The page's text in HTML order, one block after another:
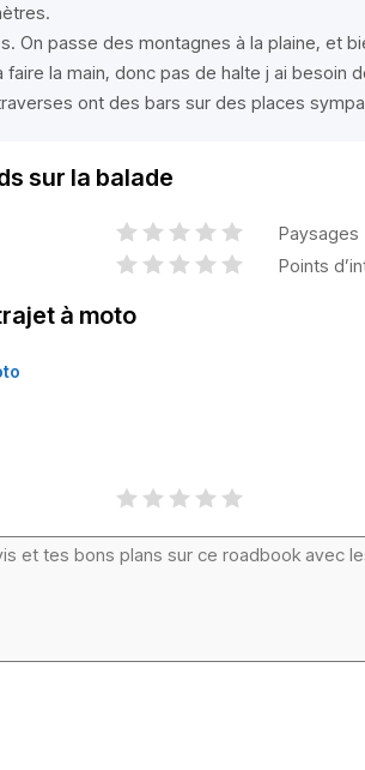
On passe des montagnes à la plaine, et
faire la main, donc pas de halte j ai besoin
ont des bars sur des places
sur la balade
Paysages
Points
à moto